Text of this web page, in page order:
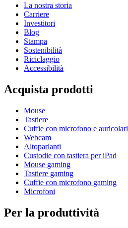
La nostra storia
Carriere
Investitori
Blog
Stampa
Sostenibilità
Riciclaggio
Accessibilità
Acquista prodotti
Mouse
Tastiere
Cuffie con microfono e auricolari
Webcam
Altoparlanti
Custodie con tastiera per iPad
Mouse gaming
Tastiere gaming
Cuffie con microfono gaming
Microfoni
Per la produttività